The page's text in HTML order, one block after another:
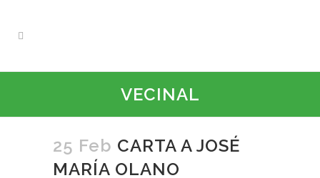
VECINAL
25 Feb CARTA A JOSÉ
MARÍA OLANO